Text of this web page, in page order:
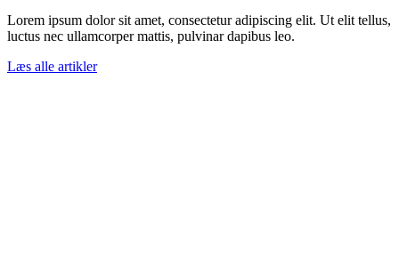
Lorem ipsum dolor sit amet, consectetur adipiscing elit. Ut elit tellus,
luctus nec ullamcorper mattis, pulvinar dapibus leo.
Læs alle artikler